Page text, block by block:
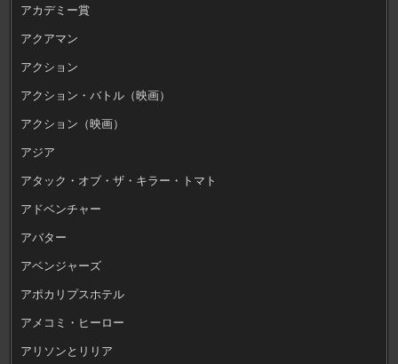
アカデミー賞
アクアマン
アクション
アクション・バトル（映画）
アクション（映画）
アジア
アタック・オブ・ザ・キラー・トマト
アドベンチャー
アバター
アベンジャーズ
アポカリプスホテル
アメコミ・ヒーロー
アリソンとリリア